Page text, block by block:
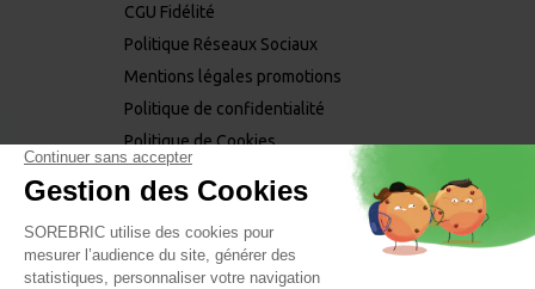
CGU Fidélité
Politique Réseaux Sociaux
Mentions légales promotions
Politique de confidentialité
Politique de Cookies
Mentions phytopharmaceutiques
NEWSLETTER